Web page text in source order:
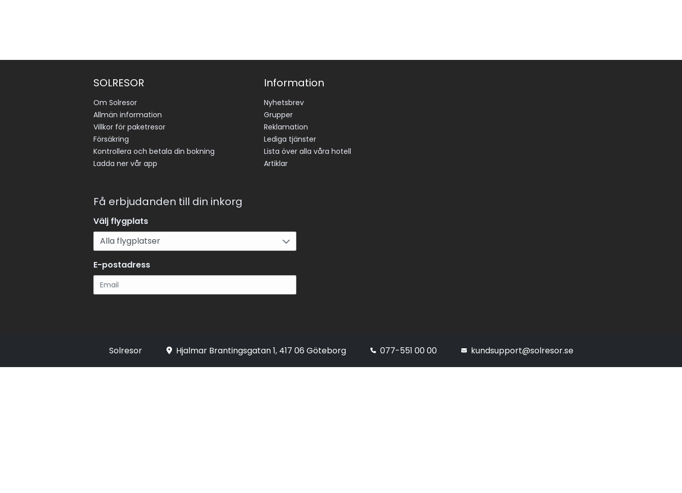
SOLRESOR
Om Solresor
Allmän information
Villkor för paketresor
Försäkring
Kontrollera och betala din bokning
Ladda ner vår app
Information
Nyhetsbrev
Grupper
Reklamation
Lediga tjänster
Lista över alla våra hotell
Artiklar
Få erbjudanden till din inkorg
Välj flygplats
E-postadress
Solresor Hjalmar Brantingsgatan 1, 417 06 Göteborg 077-551 00 00 kundsupport@solresor.se